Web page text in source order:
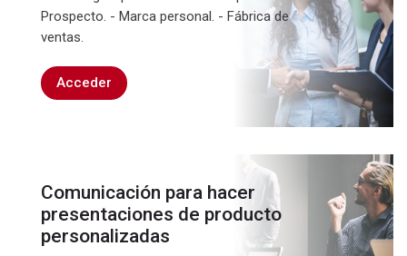
Prospecto. - Marca personal. - Fábrica de
ventas.
Acceder
Comunicación para hacer
presentaciones de producto
personalizadas